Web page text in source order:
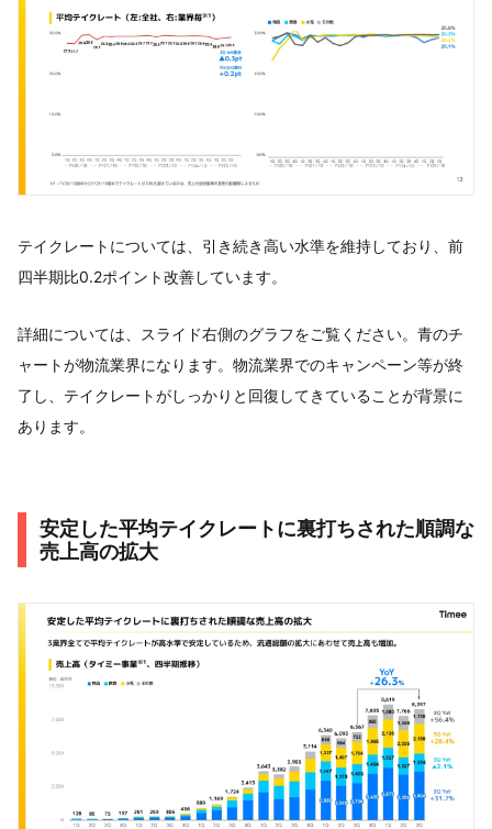
テイクレートについては、引き続き高い水準を維持しており、前
四半期比0.2ポイント改善しています。
詳細については、スライド右側のグラフをご覧ください。青のチ
ャートが物流業界になります。物流業界でのキャンペーン等が終
了し、テイクレートがしっかりと回復してきていることが背景に
あります。
安定した平均テイクレートに裏打ちされた順調な
売上高の拡大